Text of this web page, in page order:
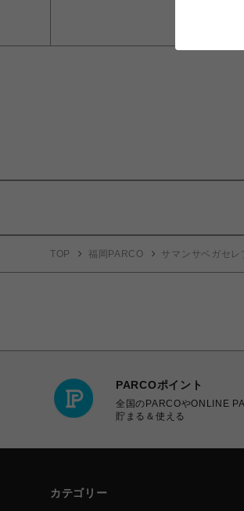
TOP 福岡PARCO サマンサベガセレ
PARCOポイント
全国のPARCOやONLINE
貯まる＆使える
カテゴリー